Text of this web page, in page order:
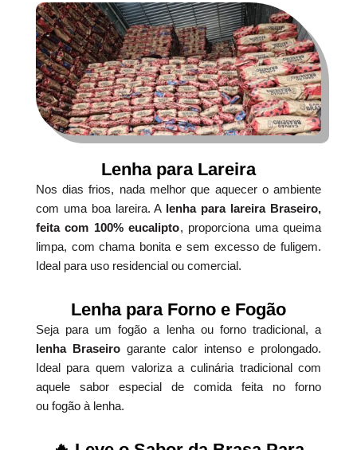
Lenha para Lareira
Nos dias frios, nada melhor que aquecer o ambiente
com uma boa lareira. A lenha para lareira Braseiro,
feita com 100% eucalipto, proporciona uma queima
limpa, com chama bonita e sem excesso de fuligem.
Ideal para uso residencial ou comercial.
Lenha para Forno e Fogão
Seja para um fogão a lenha ou forno tradicional, a
lenha Braseirogarante calor intenso e prolongado.
Ideal para quem valoriza a culinária tradicional com
aquele sabor especial de comida feita no forno
ou fogão à lenha.